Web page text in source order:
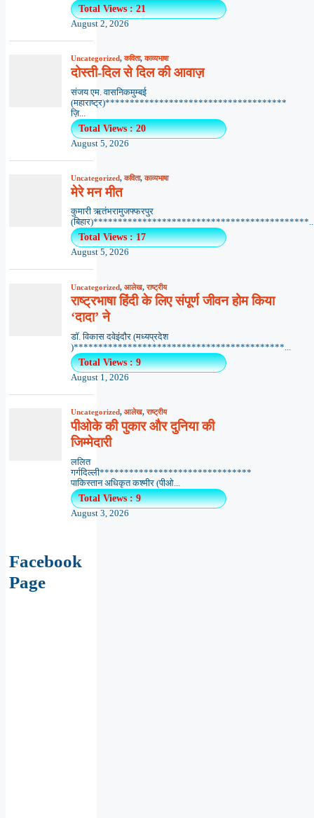
Total Views : 21
August 2, 2026
Uncategorized,कविता,काव्यभाषा
दोस्ती-दिल से दिल की आवाज़
संजय एम. वासनिकमुम्बई
(महाराष्ट्र)*************************************
ज़ि...
Total Views : 20
August 5, 2026
Uncategorized,कविता,काव्यभाषा
मेरे मन मीत
कुमारी ऋतंभरामुजफ्फरपुर
Total Views : 17
August 5, 2026
Uncategorized, आलेख,राष्ट्रीय
राष्ट्रभाषा हिंदी के लिए संपूर्ण जीवन होम किया
‘दादा’ ने
डॉ. विकास दवेइंदौर (मध्यप्रदेश
)*******************************************...
Total Views : 9
August 1, 2026
Uncategorized, आलेख,राष्ट्रीय
पीओके की पुकार और दुनिया की
जिम्मेदारी
ललित
गर्गदिल्ली*******************************
पाकिस्तान अधिकृत कश्मीर (पीओ...
Total Views : 9
August 3, 2026
Facebook
Page